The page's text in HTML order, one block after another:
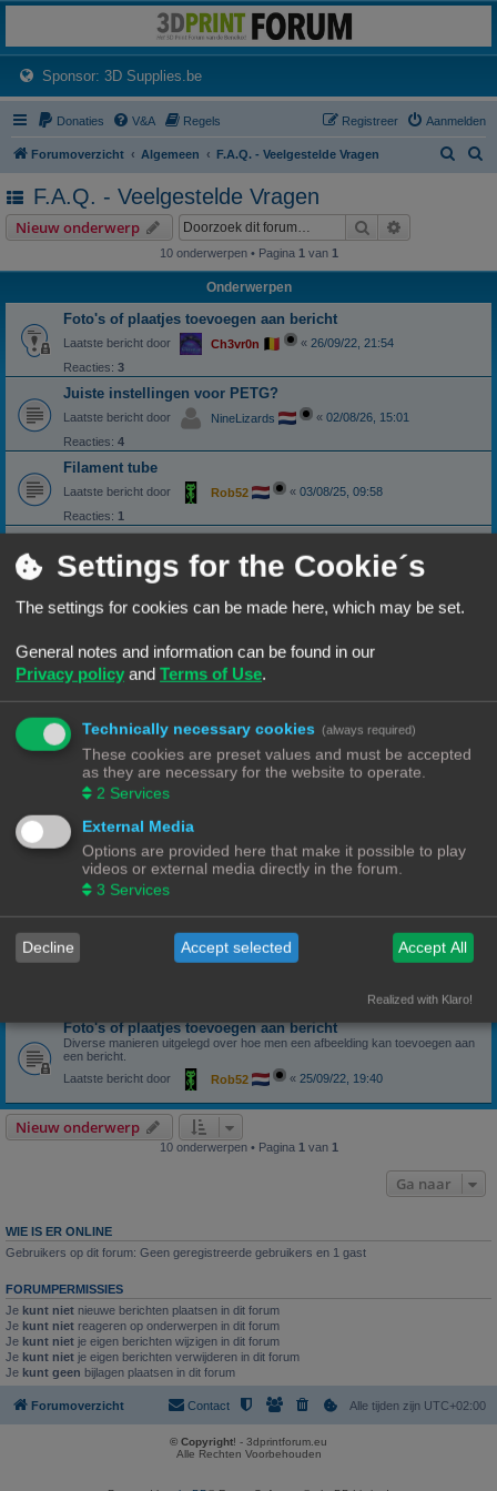
Het 3D print forum van de Benelux na de sluiting van 3dprintforum.nl
Sponsor: 3D Supplies.be(Opens a new tab)
Donaties V&A Regels Aanmelden
Registreer
Forumoverzicht Algemeen F.A.Q. - Veelgestelde Vragen
F.A.Q. - Veelgestelde Vragen
Nieuw onderwerp Zoek
10 onderwerpen • Pagina 1 van 1
Onderwerpen
Foto's of plaatjes toevoegen aan bericht
Laatste bericht door Ch3vr0n « 26/09/22, 21:54
Reacties: 3
Juiste instellingen voor PETG?
Laatste bericht door NineLizards « 02/08/26, 15:01
Reacties: 4
Filament tube
Laatste bericht door Rob52 « 03/08/25, 09:58
Reacties: 1
dikker printen
Laatste bericht door
Outliner «15/06/25, 19:44
Reacties:5
Laatste bericht door Grinder «27/02/25, 10:42
Reacties:5
Cura vraagje
help
Laatste bericht door
Puffeltje
11/03/24, 12:09
Reacties:
Citeren of quoten
Laatste bericht door
Lange stukken programmeertaal posten.
Hoe blijven lange stukken code of programmeertaal leesbaar.
Welke printer zal ik kopen
Lijst van overwegingen om een 3D-printer aan te schaffen.
Foto's of plaatjes toevoegen aan bericht
Diverse manieren uitgelegd over hoe men een afbeelding kan toevoegen aan
een bericht.
Laatste bericht door
Rob52 « 25/09/22, 19:40
Nieuw onderwerp
10 onderwerpen • Pagina 1 van 1
Ga naar
WIE IS ER ONLINE
Gebruikers op dit forum: Geen geregistreerde gebruikers en 1 gast
FORUMPERMISSIES
Je kunt niet nieuwe berichten plaatsen in dit forum
Je kunt niet reageren op onderwerpen in dit forum
Je kunt niet je eigen berichten wijzigen in dit forum
Je kunt niet je eigen berichten verwijderen in dit forum
Je kunt geen bijlagen plaatsen in dit forum
Forumoverzicht Alle tijden zijn UTC+02:00
Contact
© Copyright! - 3dprintforum.eu
Alle Rechten Voorbehouden
Settings for the Cookie´s
The settings for cookies can be made here, which may be set.
General notes and information can be found in our
Privacy policy and Terms of Use.
Technically necessary cookies (always required)
These cookies are preset values and must be accepted
as they are necessary for the website to operate.
2 Services
External Media
Options are provided here that make it possible to play
videos or external media directly in the forum.
3 Services
Decline Accept selected Accept All
Realized with Klaro!